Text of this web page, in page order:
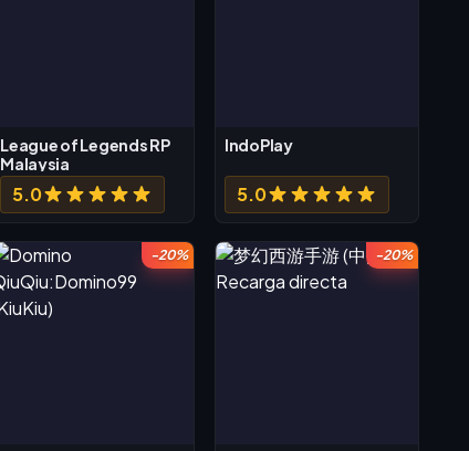
League of Legends RP
Malaysia
5.0
IndoPlay
5.0
-20% -20%